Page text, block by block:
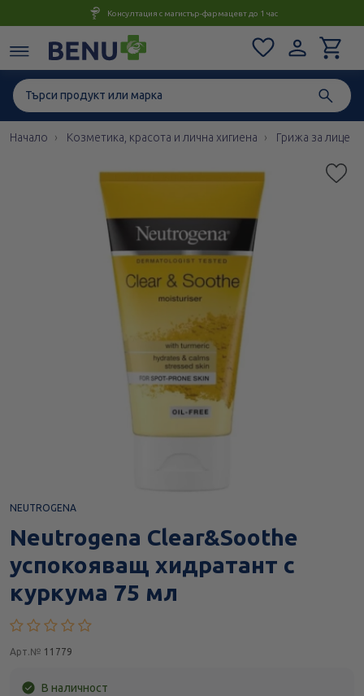
Консултация с магистър-фармацевт до 1 час
Начало Козметика, красота и лична хигиена Грижа за лице
NEUTROGENA
Neutrogena Clear&Soothe
успокояващ хидратант с
куркума 75 мл
Арт.№ 11779
В наличност